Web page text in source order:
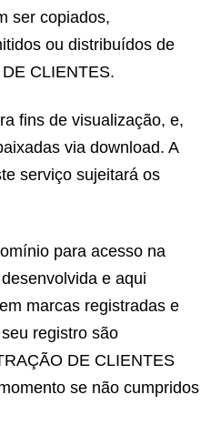
ser copiados,
ou distribuídos de
CLIENTES.
fins de visualização, e,
via download. A
serviço sujeitará os
para acesso na
e aqui
marcas registradas e
registro são
DE CLIENTES
se não cumpridos